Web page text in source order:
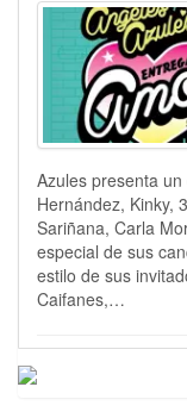
Azules presenta
Hernández, Kinky,
Sariñana, Carla
especial de sus
estilo de sus
Caifanes,…